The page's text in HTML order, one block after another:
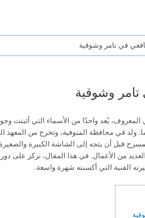
في تامر وشوقية
وشوقية
يُعد واحدًا من الأسماء التي أثبتت
ولد في محافظة المنوفية، وتخرج من المعهد
من المسرح قبل أن يتجه إلى الشاشة الكبيرة
من الأعمال. في هذا المقال، نركز على
الفنية التي أكسبته شهرة واسعة.